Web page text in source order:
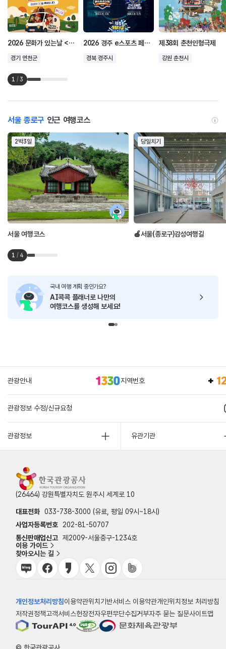
2026 문화가 있는날 <청춘마이크 시너지> - 문화배달
경기 연천군
2026 경주 e스포츠 페스티벌
경북 경주시
제38회 춘천인형극제
강원 춘천시
1 / 3
서울 종로구 인근 여행코스
2박3일
서울 여행코스
당일치기
🍎서울(종로구)감성여행길
1 / 4
국내 여행 계획 중인가요?
AI콕콕 플래너로 나만의
여행코스를 생성해 보세요!
관광안내 지역번호
관광정보 수정/신규요청
관광정보 유관기관
(26464) 강원특별자치도 원주시 세계로 10
대표전화 033-738-3000 (유료, 평일 09시~18시)
사업자등록번호
202-81-50707
통신판매업신고 제2009-서울중구-1234호
이용 가이드
찾아오시는 길
개인정보처리방침이용약관위치기반서비스 이용약관개인위치정보 처리방침
저작권정책고객서비스헌장전자우편무단수집거부자주 묻는 질문사이트맵
© 한국관광공사